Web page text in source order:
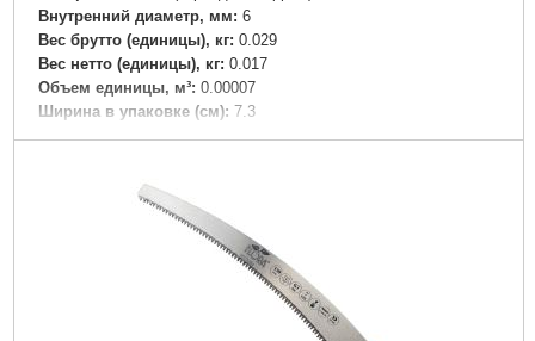
Внутренний диаметр, мм: 6
Вес брутто (единицы), кг: 0.029
Вес нетто (единицы), кг: 0.017
Объем единицы, м³: 0.00007
Ширина в упаковке (см): 7.3
Длина в упаковке (см): 13